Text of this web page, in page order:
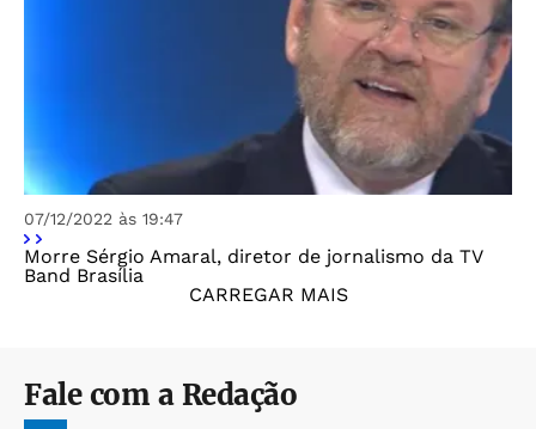
07/12/2022 às 19:47
Morre Sérgio Amaral, diretor de jornalismo da TV
Band Brasília
CARREGAR MAIS
Fale com a Redação